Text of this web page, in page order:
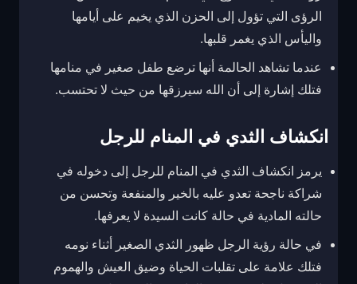
الرؤى التي تؤول إلى الحزن الذي يخيم على أيامها
واليأس الذي يغمر قلبها.
عندما تشاهد الحالمة أنها ترضع طفل صغير في منامها
فتلك إشارة إلى أن الله سيرزقها من حيث لا تحتسب.
انكشاف الثدي في المنام للرجل
يرمز انكشاف الثدي في المنام للرجل إلى دخوله في
شراكة ناجحة تعدو عليه بالخير والمنفعة وتحسن من
حالته المادية في حالة كانت السيدة لا يعرفها.
في حالة رؤية الرجل ظهور الثدي الصغير أثناء نومه
فتلك علامة على تقلبات الحياة وضيق العيش والهموم